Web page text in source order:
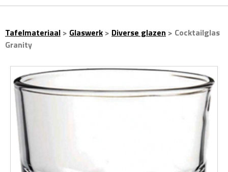
Tafelmateriaal > Glaswerk > Diverse glazen > Cocktailglas
Granity